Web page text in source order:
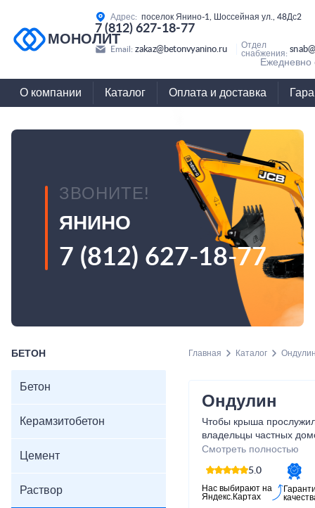
МОНОЛИТ
Адрес: поселок Янино-1, Шоссейная ул., 48Дс2
7 (812) 627-18-77
Email: zakaz@betonvyanino.ru
Отдел
снабжения:
Ежедневно
О компании Каталог Оплата и доставка
ЗВОНИТЕ!
ЯНИНО
7 (812) 627-18-77
БЕТОН
Бетон
Керамзитобетон
Цемент
Раствор
Главная Каталог
Ондулин
Чтобы крыша
владельцы частных
ондулин в Янино. Это
напоминает шифер,
характеристики выше.
прослужить не менее
осуществить укладку,
Смотреть полностью
5.0
Нас выбирают на
Яндекс.Картах